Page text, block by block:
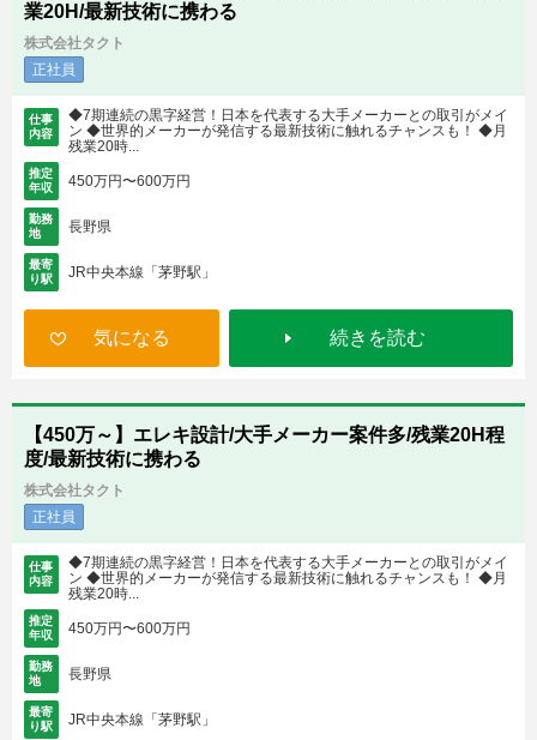
業20H/最新技術に携わる
株式会社タクト
正社員
仕事
内容
◆7期連続の黒字経営！日本を代表する大手メーカーとの取引がメイ
ン ◆世界的メーカーが発信する最新技術に触れるチャンスも！ ◆月
残業20時...
推定
年収
450万円〜600万円
勤務
地
長野県
最寄
り駅
JR中央本線「茅野駅」
気になる 続きを読む
【450万～】エレキ設計/大手メーカー案件多/残業20H程
度/最新技術に携わる
株式会社タクト
正社員
仕事
内容
◆7期連続の黒字経営！日本を代表する大手メーカーとの取引がメイ
ン ◆世界的メーカーが発信する最新技術に触れるチャンスも！ ◆月
残業20時...
推定
年収
450万円〜600万円
勤務
地
長野県
最寄
り駅
JR中央本線「茅野駅」